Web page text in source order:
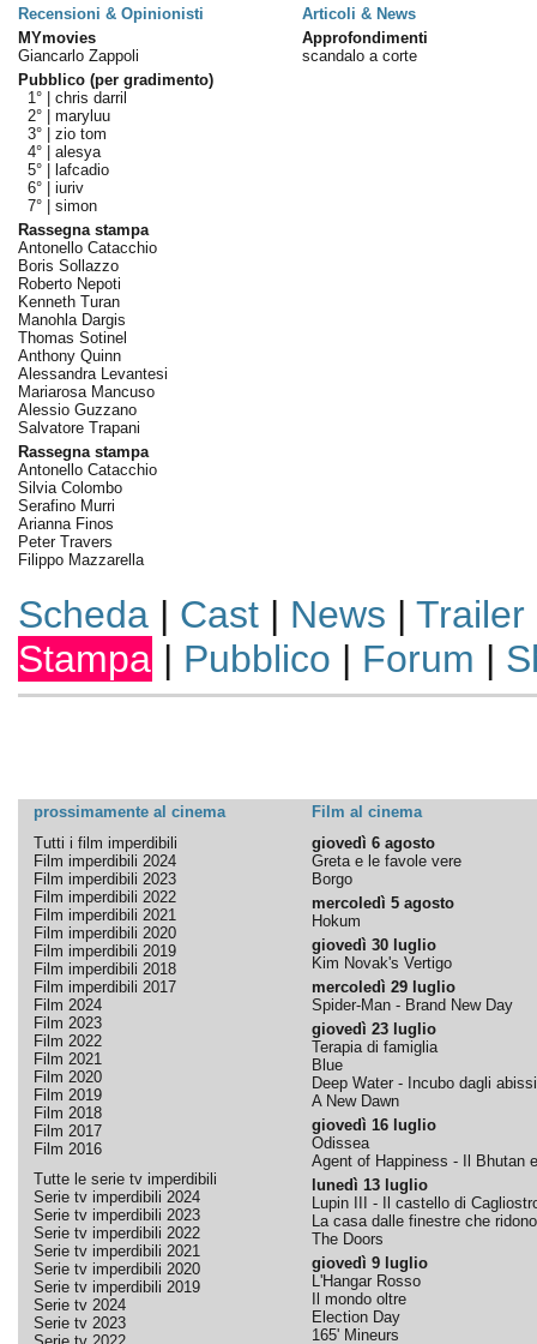
Recensioni & Opinionisti
Articoli & News
MYmovies
Giancarlo Zappoli
Pubblico (per gradimento)
1° | chris darril
2° | maryluu
3° | zio tom
4° | alesya
5° |
lafcadio
6° | iuriv
7° | simon
Rassegna stampa
Antonello Catacchio
Boris Sollazzo
Roberto Nepoti
Kenneth Turan
Manohla Dargis
Thomas Sotinel
Anthony Quinn
Alessandra Levantesi
Mariarosa Mancuso
Alessio Guzzano
Salvatore Trapani
Rassegna stampa
Antonello Catacchio
Silvia Colombo
Serafino Murri
Arianna Finos
Peter Travers
Filippo Mazzarella
Approfondimenti
scandalo a corte
Scheda| Cast| News | Trailer
Stampa | Pubblico | Forum |
prossimamente al cinema
Film al cinema
Tutti i film imperdibili
Film imperdibili 2024
Film imperdibili 2023
Film imperdibili 2022
Film imperdibili 2021
Film imperdibili 2020
Film imperdibili 2019
Film imperdibili 2018
Film imperdibili 2017
Film 2024
Film 2023
Film 2022
Film 2021
Film 2020
Film 2019
Film 2018
Film 2017
Film 2016
Tutte le serie tv imperdibili
Serie tv imperdibili 2024
Serie tv imperdibili 2023
Serie tv imperdibili 2022
Serie tv imperdibili 2021
Serie tv imperdibili 2020
Serie tv imperdibili 2019
Serie tv 2024
Serie tv 2023
giovedì 6 agosto
Greta e le favole vere
Borgo
mercoledì 5 agosto
Hokum
giovedì 30 luglio
Kim Novak's Vertigo
mercoledì 29 luglio
Spider-Man - Brand New Day
giovedì 23 luglio
Terapia di famiglia
Blue
Deep Water - Incubo dagli abissi
A New Dawn
giovedì 16 luglio
Odissea
Agent of Happiness - Il Bhutan
lunedì 13 luglio
Lupin III - Il castello di
La casa dalle finestre che ridono
The Doors
giovedì 9 luglio
L'Hangar Rosso
Il mondo oltre
Election Day
165' Mineurs